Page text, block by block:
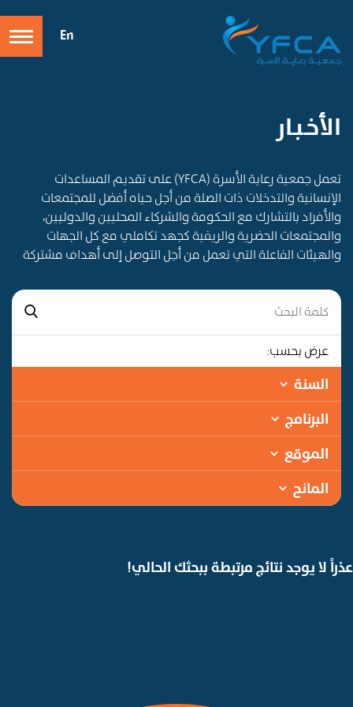
En
الأخـبـار
تعمل جمعية رعاية الأسرة (YFCA) على تقديم المساعدات
الإنسانية والتدخلات ذات الصلة من أجل حياه أفضل للمجتمعات
والأفراد بالتشارك مع الحكومة والشركاء المحليين والدوليين،
والمجتمعات الحضرية والريفية كجهد تكاملي مع كل الجهات
والهيئات الفاعلة التي تعمل من أجل التوصل إلى أهداف مشتركة
عرض بحسب:
السنة
البرنامج
الموقع
المانح
عذراً لا يوجد نتائج مرتبطة ببحثك الحالي!